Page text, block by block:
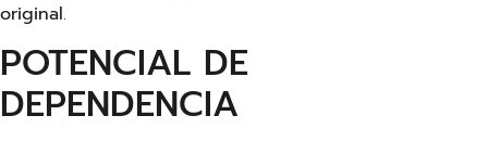
original.
POTENCIAL DE
DEPENDENCIA